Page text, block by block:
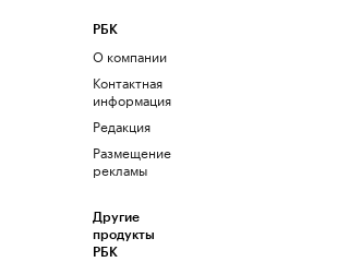
РБК
О компании
Контактная
информация
Редакция
Размещение
рекламы
Другие
продукты
РБК